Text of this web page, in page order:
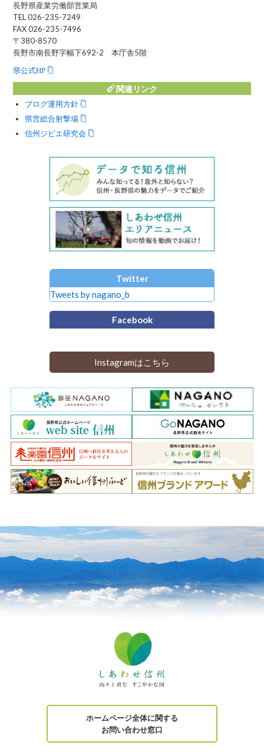
長野県産業労働部営業局
TEL 026-235-7249
FAX 026-235-7496
〒380-8570
長野市南長野字幅下692-2 本庁舎5階
県公式HP
関連リンク
ブログ運用方針
県営総合射撃場
信州ジビエ研究会
Twitter
Tweets by nagano_b
Facebook
Instagramはこちら
ホームページ全体に関する
お問い合わせ窓口